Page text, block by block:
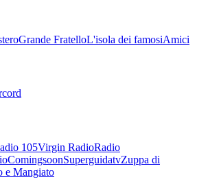
Grande FratelloL'isola dei famosiAmici
105Virgin RadioRadio
ComingsoonSuperguidatvZuppa di
e Mangiato